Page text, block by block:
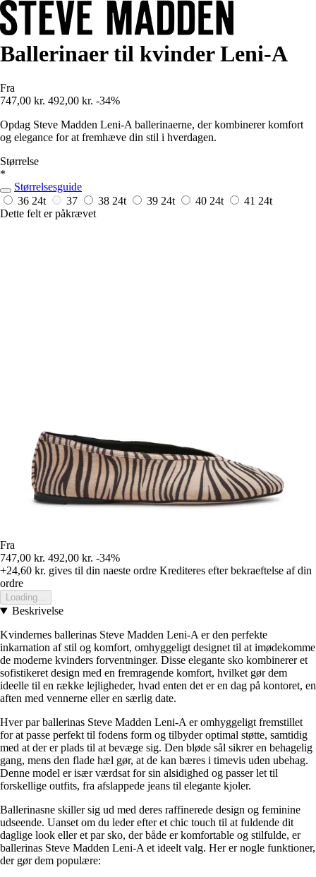
Ballerinaer til kvinder Leni-A
Fra
747,00 kr. 492,00 kr. -34%
Opdag Steve Madden Leni-A ballerinaerne, der kombinerer komfort
og elegance for at fremhæve din stil i hverdagen.
Størrelse
*
Størrelsesguide
36 24t 37 38 24t 39 24t 40 24t 41 24t
Dette felt er påkrævet
Fra
747,00 kr. 492,00 kr. -34%
+24,60 kr. gives til din naeste ordre Krediteres efter bekraeftelse af din
ordre
Loading...
Beskrivelse
Kvindernes ballerinas Steve Madden Leni-A er den perfekte
inkarnation af stil og komfort, omhyggeligt designet til at imødekomme
de moderne kvinders forventninger. Disse elegante sko kombinerer et
sofistikeret design med en fremragende komfort, hvilket gør dem
ideelle til en række lejligheder, hvad enten det er en dag på kontoret, en
aften med vennerne eller en særlig date.
Hver par ballerinas Steve Madden Leni-A er omhyggeligt fremstillet
for at passe perfekt til fodens form og tilbyder optimal støtte, samtidig
med at der er plads til at bevæge sig. Den bløde sål sikrer en behagelig
gang, mens den flade hæl gør, at de kan bæres i timevis uden ubehag.
Denne model er især værdsat for sin alsidighed og passer let til
forskellige outfits, fra afslappede jeans til elegante kjoler.
Ballerinasne skiller sig ud med deres raffinerede design og feminine
udseende. Uanset om du leder efter et chic touch til at fuldende dit
daglige look eller et par sko, der både er komfortable og stilfulde, er
ballerinas Steve Madden Leni-A et ideelt valg. Her er nogle funktioner,
der gør dem populære: